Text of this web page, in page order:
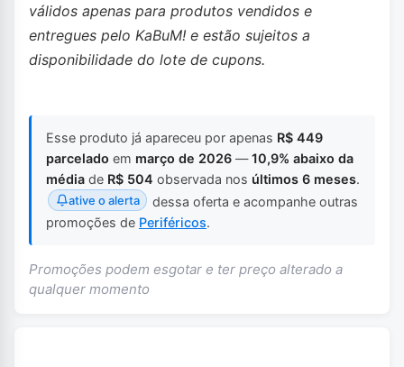
válidos apenas para produtos vendidos e
entregues pelo KaBuM! e estão sujeitos a
disponibilidade do lote de cupons.
Esse produto já apareceu por apenas R$ 449
parcelado em março de 2026 —10,9% abaixo da
média de R$ 504 observada nos últimos 6 meses.
ative o alerta
dessa oferta e acompanhe outras
promoções de Periféricos.
Promoções podem esgotar e ter preço alterado a
qualquer momento